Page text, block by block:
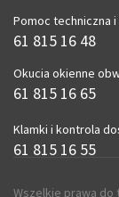
Pomoc techniczna
61 815 16 48
Okucia okienne
61 815 16 65
Klamki i kontrola
61 815 16 55
Wszelkie prawa do